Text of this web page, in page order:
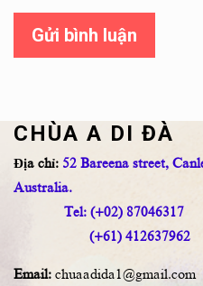
Gửi bình luận
CHÙA A DI ĐÀ
Địa chỉ: 52 Bareena street,
Australia.
Tel: (+02) 87046317
(+61) 412637962
Email: chuaadida1@gmail.com